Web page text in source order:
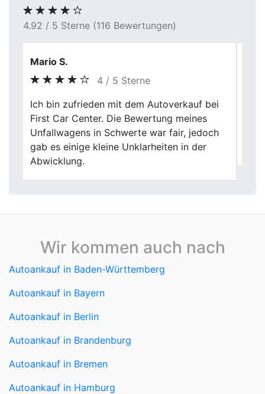
4.92 / 5 Sterne (116 Bewertungen)
Zlata
5 / 5 Sterne
Erstklassiger Service bei First Car Center.
Mein alter Wagen wurde fair bewertet und
zügig abgekauft. Die gesamte Abwicklung
war professionell.
Previous
Autoankauf in Baden-Württemberg
Autoankauf in Berlin